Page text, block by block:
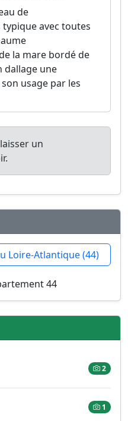
de
avec toutes
la mare bordé de
dallage une
usage par les
un
Loire-Atlantique (44)
2
1